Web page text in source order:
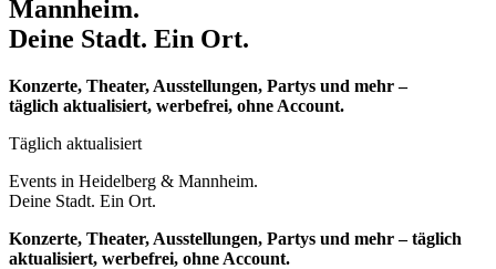
Mannheim.
Deine Stadt. Ein Ort.
Konzerte, Theater, Ausstellungen, Partys und mehr –
täglich aktualisiert, werbefrei, ohne Account.
Täglich aktualisiert
Events in Heidelberg & Mannheim.
Deine Stadt. Ein Ort.
Konzerte, Theater, Ausstellungen, Partys und mehr – täglich
aktualisiert, werbefrei, ohne Account.